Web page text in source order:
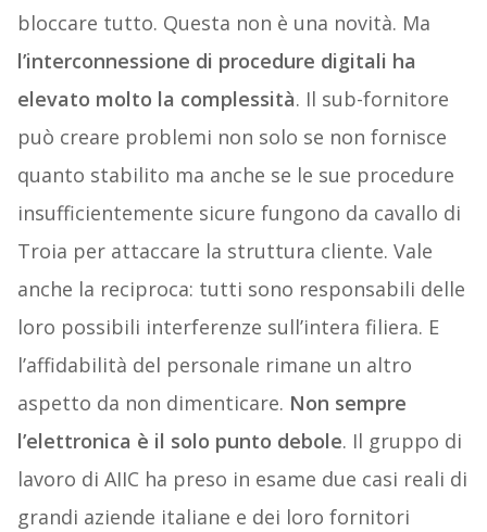
bloccare tutto. Questa non è una novità. Ma
l’interconnessione di procedure digitali ha
elevato molto la complessità. Il sub-fornitore
può creare problemi non solo se non fornisce
quanto stabilito ma anche se le sue procedure
insufficientemente sicure fungono da cavallo di
Troia per attaccare la struttura cliente. Vale
anche la reciproca: tutti sono responsabili delle
loro possibili interferenze sull’intera filiera. E
l’affidabilità del personale rimane un altro
aspetto da non dimenticare. Non sempre
l’elettronica è il solo punto debole. Il gruppo di
lavoro di AIIC ha preso in esame due casi reali di
grandi aziende italiane e dei loro fornitori